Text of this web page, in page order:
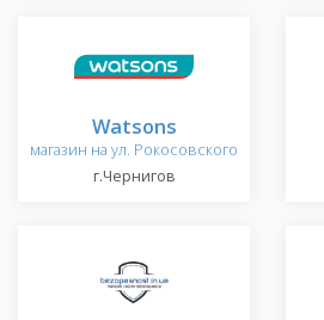
Watsons
магазин на ул. Рокосовского
г.Чернигов